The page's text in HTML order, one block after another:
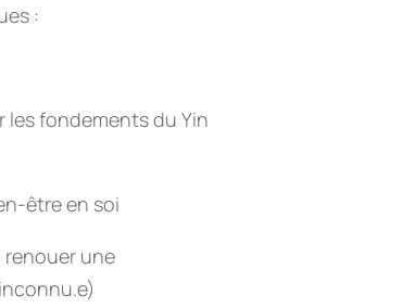
:
les fondements du Yin
être en soi
une